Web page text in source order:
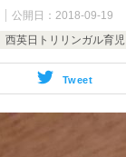
公開日： 2018-09-19
西英日トリリンガル育児
Tweet